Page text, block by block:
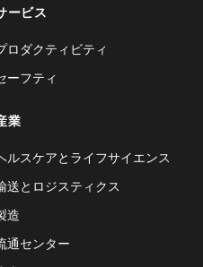
ービス
ロダクティビティ
ーフティ
業
ルスケアとライフサイエンス
送とロジスティクス
造
通センター